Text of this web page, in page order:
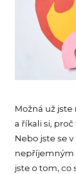
Možná už
a říkali si,
Nebo jste se
nepříjemným
jste o tom, co